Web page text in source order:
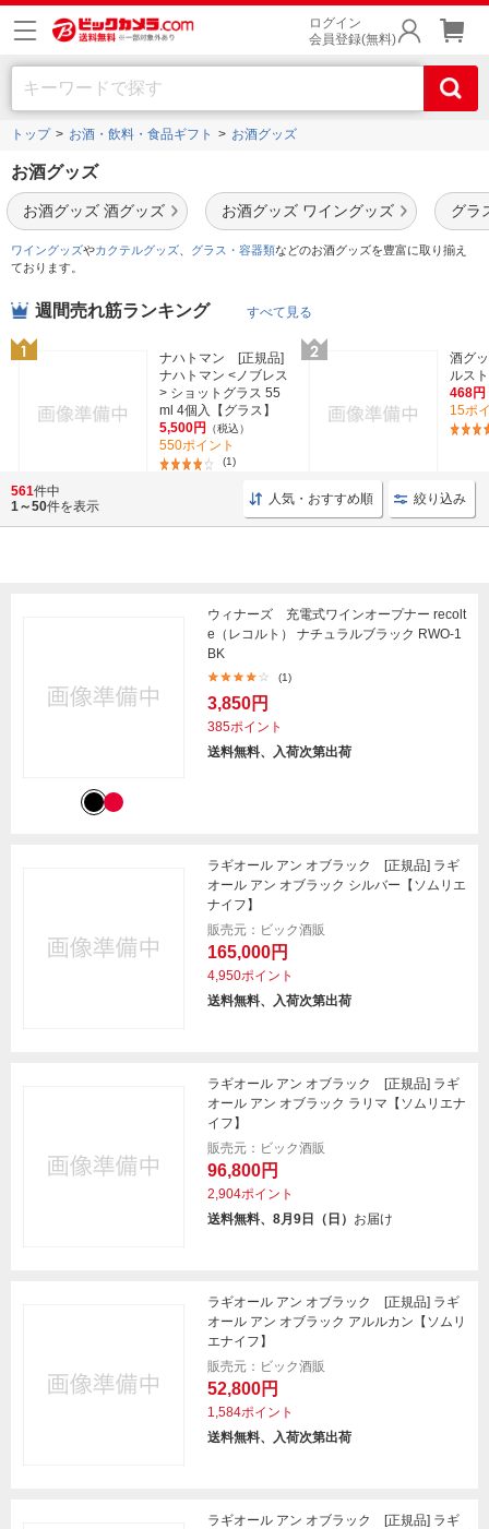
ログイン
会員登録(無料)
トップ お酒・飲料・食品ギフト お酒グッズ
お酒グッズ
お酒グッズ 酒グッズ お酒グッズ ワイングッズ グラ
ワイングッズやカクテルグッズ グラス・容器類などのお酒グッズを豊富に取り揃え
ております。
週間売れ筋ランキング すべて見る
ナハトマン [正規品]
ナハトマン <ノブレス
> ショットグラス 55
ml 4個入【グラス】
5,500円
（税込）
550ポイント
(1)
酒グ
ルス
468円
15ポ
561件中
1～50件を表示 人気・おすすめ順 絞り込み
ウィナーズ 充電式ワインオープナー recolt
e（レコルト） ナチュラルブラック RWO-1
BK
(1)
3,850円
385ポイント
送料無料、入荷次第出荷
ラギオール アン オブラック [正規品] ラギ
オール アン オブラック シルバー【ソムリエ
ナイフ】
販売元：ビック酒販
165,000円
4,950ポイント
送料無料、入荷次第出荷
ラギオール アン オブラック [正規品] ラギ
オール アン オブラック ラリマ【ソムリエナ
イフ】
販売元：ビック酒販
96,800円
2,904ポイント
送料無料、8月9日（日） お届け
ラギオール アン オブラック [正規品] ラギ
オール アン オブラック アルルカン【ソムリ
エナイフ】
販売元：ビック酒販
52,800円
1,584ポイント
送料無料、入荷次第出荷
ラギオール アン オブラック [正規品] ラギ